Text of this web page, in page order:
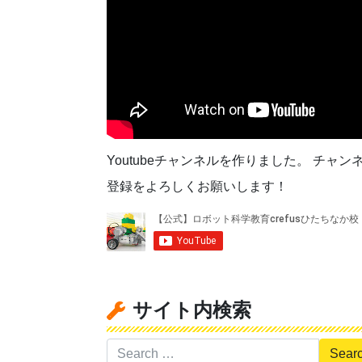
Youtubeチャンネルを作りました。 チャン
登録をよろしくお願いします！
サイト内検索